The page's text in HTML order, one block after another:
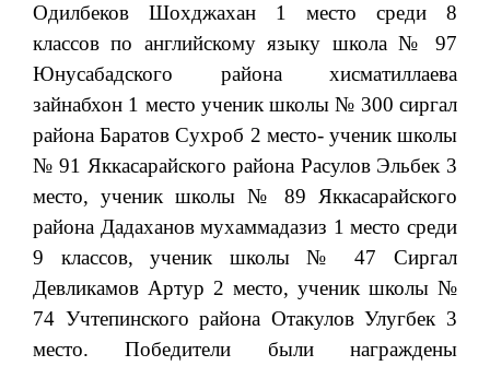
Одилбеков Шохджахан 1 место среди 8
классов по английскому языку школа № 97
Юнусабадского района хисматиллаева
зайнабхон 1 место ученик школы № 300 сиргал
района Баратов Сухроб 2 место- ученик школы
№ 91 Яккасарайского района Расулов Эльбек 3
место, ученик школы № 89 Яккасарайского
района Дадаханов мухаммадазиз 1 место среди
9 классов, ученик школы № 47 Сиргал
Девликамов Артур 2 место, ученик школы №
74 Учтепинского района Отакулов Улугбек 3
место. Победители были награждены